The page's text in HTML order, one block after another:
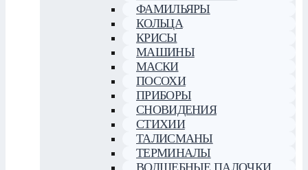
ФАМИЛЬЯРЫ
КОЛЬЦА
КРИСЫ
МАШИНЫ
МАСКИ
ПОСОХИ
ПРИБОРЫ
СНОВИДЕНИЯ
СТИХИИ
ТАЛИСМАНЫ
ТЕРМИНАЛЫ
ВОЛШЕБНЫЕ ПАЛОЧКИ